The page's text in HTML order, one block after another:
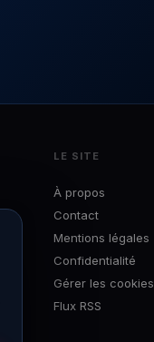
LE SITE
À propos
Contact
Mentions légales
Confidentialité
Gérer les cookies
Flux RSS